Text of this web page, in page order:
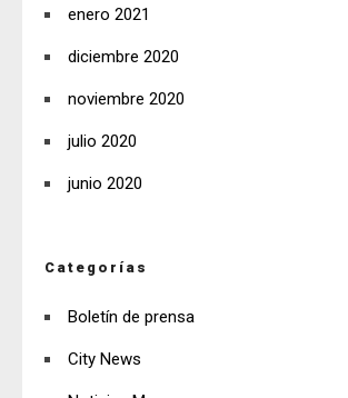
enero 2021
diciembre 2020
noviembre 2020
julio 2020
junio 2020
Categorías
Boletín de prensa
City News